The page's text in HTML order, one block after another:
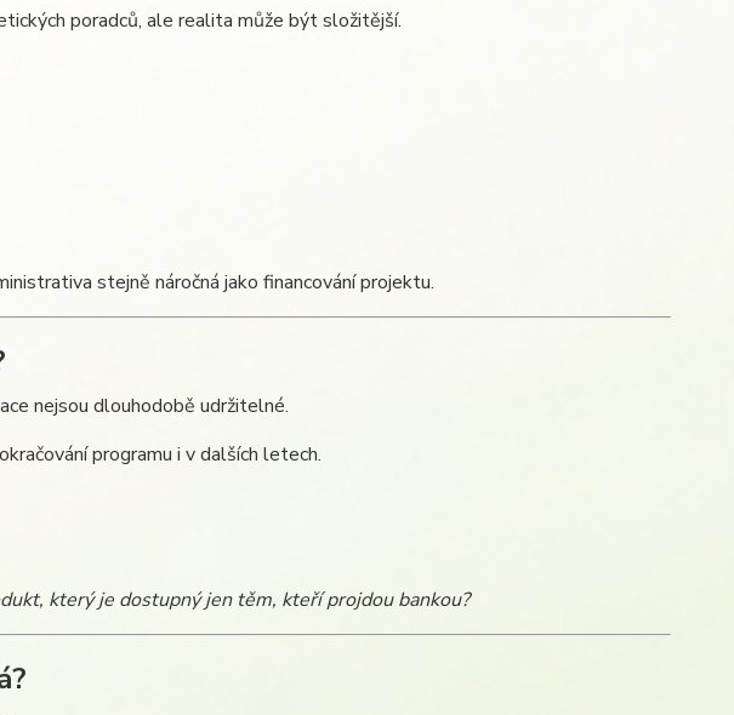
poradců, ale realita může být složitější.
stejně náročná jako financování projektu.
nejsou dlouhodobě udržitelné.
programu i v dalších letech.
který je dostupný jen těm, kteří projdou bankou?